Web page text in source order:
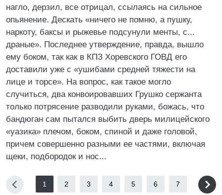
нагло, дерзил, все отрицал, ссылаясь на сильное
опьянение. Дескать «ничего не помню, а пушку,
наркоту, баксы и рыжевье подсунули менты, с...
драные». Последнее утверждение, правда, вышло
ему боком, так как в КПЗ Хоревского ГОВД его
доставили уже с «ушибами средней тяжести на
лице и торсе». На вопрос, как такое могло
случиться, два конвоировавших Грушко сержанта
только потрясение разводили руками, божась, что
бандюган сам пытался выбить дверь милицейского
«уазика» плечом, боком, спиной и даже головой,
причем совершенно разными ее частями, включая
щеки, подбородок и нос...
1 2 3 4 5 6 7